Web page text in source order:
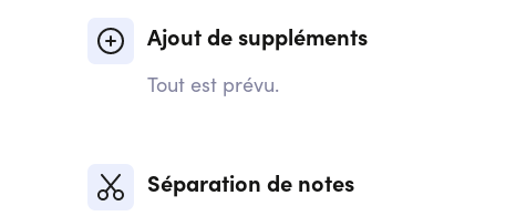
Ajout de suppléments
Tout est prévu.
Séparation de notes